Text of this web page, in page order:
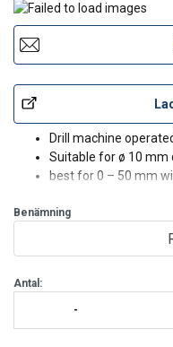
Drill machine
Suitable for ø 10 mm
best for 0 – 50 mm
due to guiding rolls
saves a lot of work
Benämning
Antal: